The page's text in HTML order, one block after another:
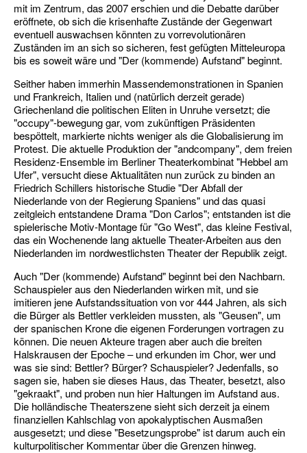
mit im Zentrum, das 2007 erschien und die Debatte darüber
eröffnete, ob sich die krisenhafte Zustände der Gegenwart
eventuell auswachsen könnten zu vorrevolutionären
Zuständen im an sich so sicheren, fest gefügten Mitteleuropa
bis es soweit wäre und "Der (kommende) Aufstand" beginnt.
Seither haben immerhin Massendemonstrationen in Spanien
und Frankreich, Italien und (natürlich derzeit gerade)
Griechenland die politischen Eliten in Unruhe versetzt; die
"occupy"-bewegung gar, vom zukünftigen Präsidenten
bespöttelt, markierte nichts weniger als die Globalisierung im
Protest. Die aktuelle Produktion der "andcompany", dem freien
Residenz-Ensemble im Berliner Theaterkombinat "Hebbel am
Ufer", versucht diese Aktualitäten nun zurück zu binden an
Friedrich Schillers historische Studie "Der Abfall der
Niederlande von der Regierung Spaniens" und das quasi
zeitgleich entstandene Drama "Don Carlos"; entstanden ist die
spielerische Motiv-Montage für "Go West", das kleine Festival,
das ein Wochenende lang aktuelle Theater-Arbeiten aus den
Niederlanden im nordwestlichsten Theater der Republik zeigt.
Auch "Der (kommende) Aufstand" beginnt bei den Nachbarn.
Schauspieler aus den Niederlanden wirken mit, und sie
imitieren jene Aufstandssituation von vor 444 Jahren, als sich
die Bürger als Bettler verkleiden mussten, als "Geusen", um
der spanischen Krone die eigenen Forderungen vortragen zu
können. Die neuen Akteure tragen aber auch die breiten
Halskrausen der Epoche – und erkunden im Chor, wer und
was sie sind: Bettler? Bürger? Schauspieler? Jedenfalls, so
sagen sie, haben sie dieses Haus, das Theater, besetzt, also
"gekraakt", und proben nun hier Haltungen im Aufstand aus.
Die holländische Theaterszene sieht sich derzeit ja einem
finanziellen Kahlschlag von apokalyptischen Ausmaßen
ausgesetzt; und diese "Besetzungsprobe" ist darum auch ein
kulturpolitischer Kommentar über die Grenzen hinweg.